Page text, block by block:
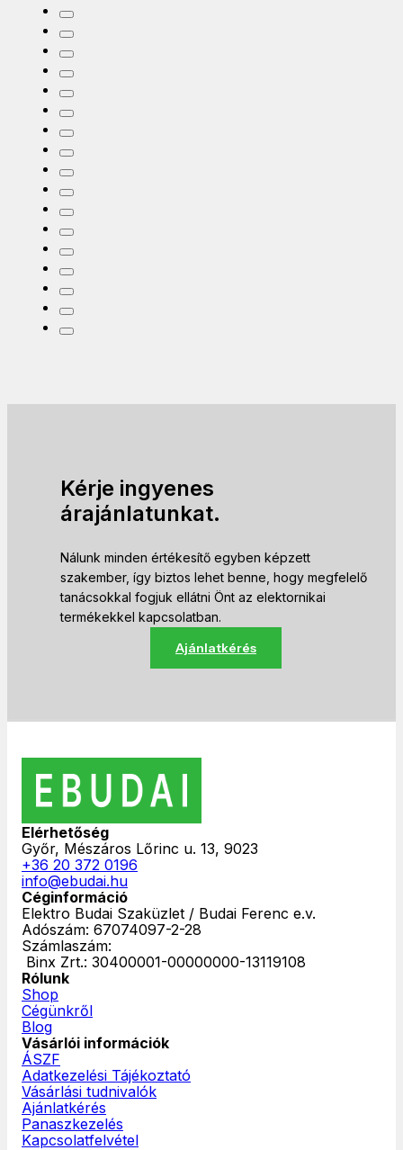
Kérje ingyenes
árajánlatunkat.
Nálunk minden értékesítő egyben képzett
szakember, így biztos lehet benne, hogy megfelelő
tanácsokkal fogjuk ellátni Önt az elektornikai
termékekkel kapcsolatban.
Ajánlatkérés
Elérhetőség
Győr, Mészáros Lőrinc u. 13, 9023
+36 20 372 0196
info@ebudai.hu
Céginformáció
Elektro Budai Szaküzlet / Budai Ferenc e.v.
Adószám: 67074097-2-28
Számlaszám:
‎ Binx Zrt.: 30400001-00000000-13119108
Rólunk
Shop
Cégünkről
Blog
Vásárlói információk
ÁSZF
Adatkezelési Tájékoztató
Vásárlási tudnivalók
Ajánlatkérés
Panaszkezelés
Kapcsolatfelvétel